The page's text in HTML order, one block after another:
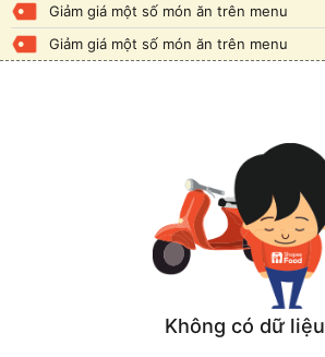
Giảm giá một số món ăn trên menu
Giảm giá một số món ăn trên menu
Không có dữ liệu